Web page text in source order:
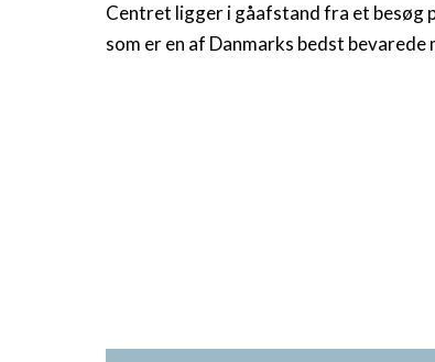
Centret ligger i gåafstand fra et besøg
som er en af Danmarks bedst